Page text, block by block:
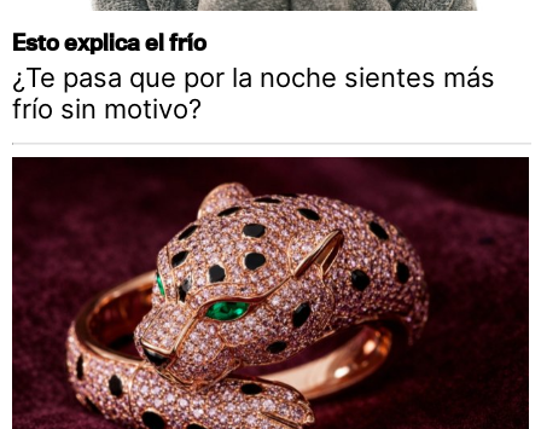
Esto explica el frío
¿Te pasa que por la noche sientes más
frío sin motivo?